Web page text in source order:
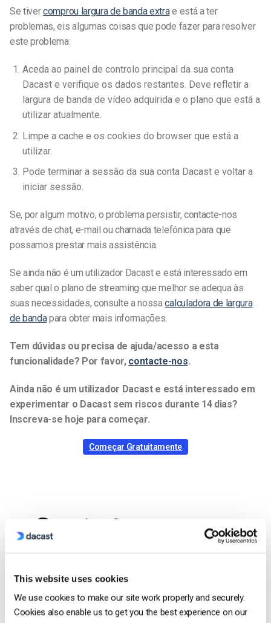
This website uses cookies
We use cookies to make our site work properly and securely.
Cookies also enable us to get you the best experience on our
Se tivercomprou largura de banda extrae está a ter
problemas, eis algumas coisas que pode fazer para resolver
este problema:
Aceda ao painel de controlo principal da sua conta
Dacast e verifique os dados restantes. Deve refletir a
largura de banda de vídeo adquirida e o plano que está a
utilizar atualmente.
Limpe a cache e os cookies do browser que está a
utilizar.
Pode terminar a sessão da sua conta Dacast e voltar a
iniciar sessão.
Se, por algum motivo, o problema persistir, contacte-nos
através de chat, e-mail ou chamada telefónica para que
possamos prestar mais assistência.
Se ainda não é um utilizador Dacast e está interessado em
saber qual o plano de streaming que melhor se adequa às
suas necessidades, consulte a nossacalculadora de largura
de bandapara obter mais informações.
Tem dúvidas ou precisa de ajuda/acesso a esta
funcionalidade? Por favor, contacte-nos.
Ainda não é um utilizador Dacast e está interessado em
experimentar o Dacast sem riscos durante 14 dias?
Inscreva-se hoje para começar.
Começar Gratuitamente
Jose Guevara
Jose is a part of the Dacast Customer
the company in 2016. He has vast
experience in customer
service/engagement and live streaming